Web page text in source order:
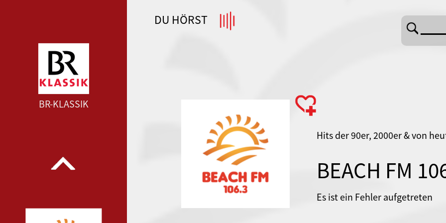
WDR 4 --- WDR 4 ---
BR-KLASSIK
DU HÖRST
Hits der 90er, 2000er & von
BEACH FM
Es ist ein Fehler aufgetreten